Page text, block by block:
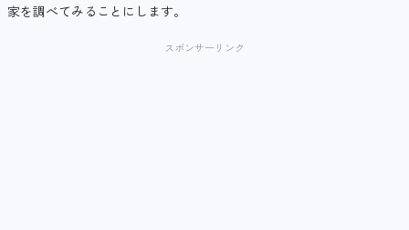
家を調べてみることにします。
スポンサーリンク